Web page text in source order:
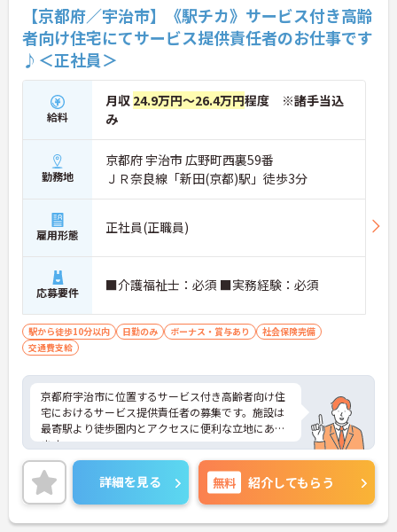
【京都府／宇治市】《駅チカ》サービス付き高齢
者向け住宅にてサービス提供責任者のお仕事です
♪＜正社員＞
給料
月収 24.9万円～26.4万円程度 ※諸手当込
み
勤務地
京都府 宇治市 広野町西裏59番
ＪＲ奈良線「新田(京都)駅」徒歩3分
雇用形態 正社員(正職員)
応募要件 ■介護福祉士：必須 ■実務経験：必須
駅から徒歩10分以内 日勤のみ ボーナス・賞与あり
社会保険完備
交通費支給
京都府宇治市に位置するサービス付き高齢者向け住
宅におけるサービス提供責任者の募集です。施設は
最寄駅より徒歩圏内とアクセスに便利な立地にあり
ます。
ご利用者だけでなくスタッフとも円滑にコミュニケ
ーションをとれる方を募集しています。勤務時間は
日勤のみなので、プライベートとのメリハリのある
働き方が可能です。
ご興味のある方には、面接対策ポイントなど、さら
詳細を見る 無料 紹介してもらう